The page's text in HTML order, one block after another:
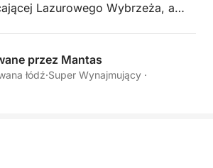
Lazurowego Wybrzeża, a
w pobliżu Zatoki Cannes,
Fajerwerków. Podziwiaj
kolorów i muzyki z wygodnego
Po pokazie wrócimy do Port
+ 6 x 0,5 l wody
przez Mantas
łódź·Super Wynajmujący ·